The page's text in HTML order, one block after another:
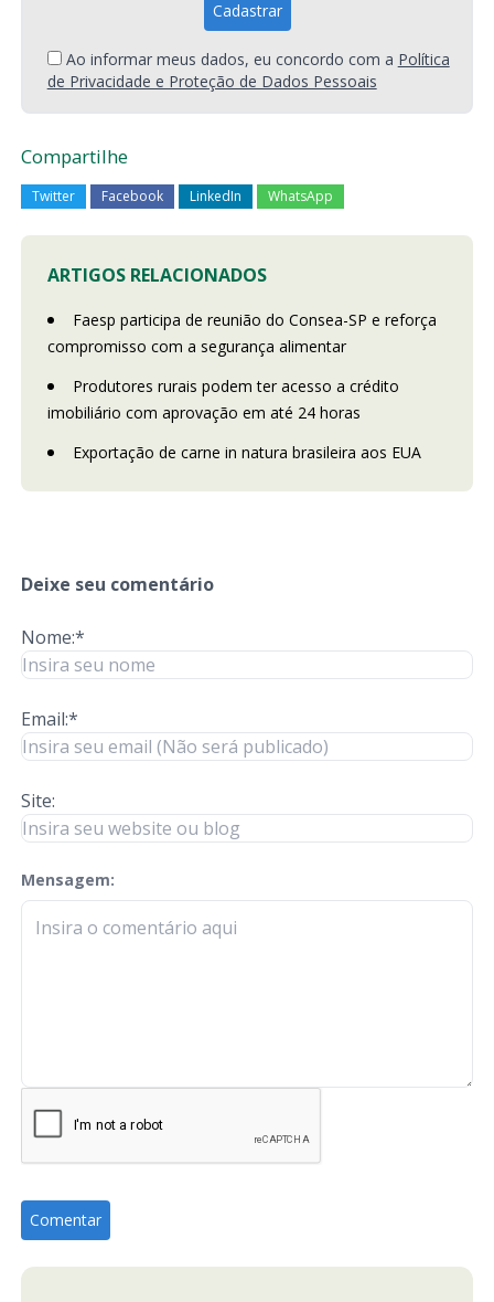
Ao informar meus dados, eu concordo com a Política
de Privacidade e Proteção de Dados Pessoais
Compartilhe
Twitter Facebook LinkedIn WhatsApp
ARTIGOS RELACIONADOS
Faesp participa de reunião do Consea-SP e reforça
compromisso com a segurança alimentar
Produtores rurais podem ter acesso a crédito
imobiliário com aprovação em até 24 horas
Exportação de carne in natura brasileira aos EUA
Deixe seu comentário
Nome:*
Email:*
Site:
Mensagem:
check-terms